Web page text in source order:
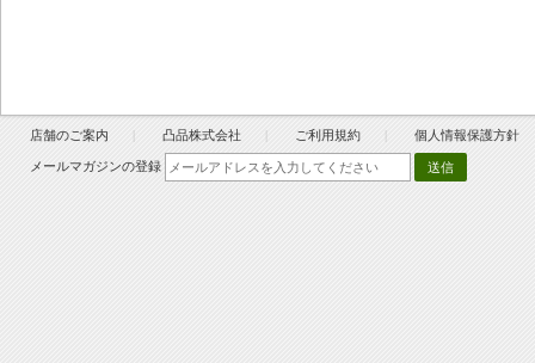
店舗のご案内 凸品株式会社 ご利用規約 個人情報保護方針
メールマガジンの登録 送信